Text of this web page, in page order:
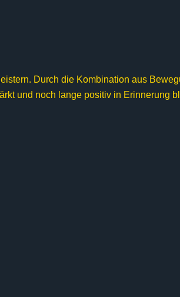
Durch die Kombination aus
und noch lange positiv in Erinnerung